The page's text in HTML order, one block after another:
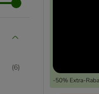
(6)
-50% Extra-